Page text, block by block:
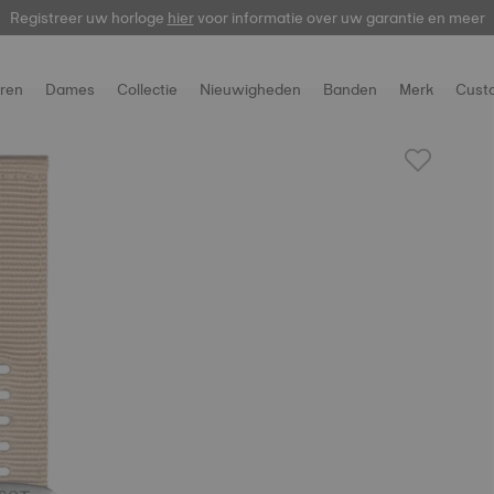
Registreer uw horlogehiervoor informatie over uw garantie en meer
Dames Collectie Nieuwigheden Banden Merk